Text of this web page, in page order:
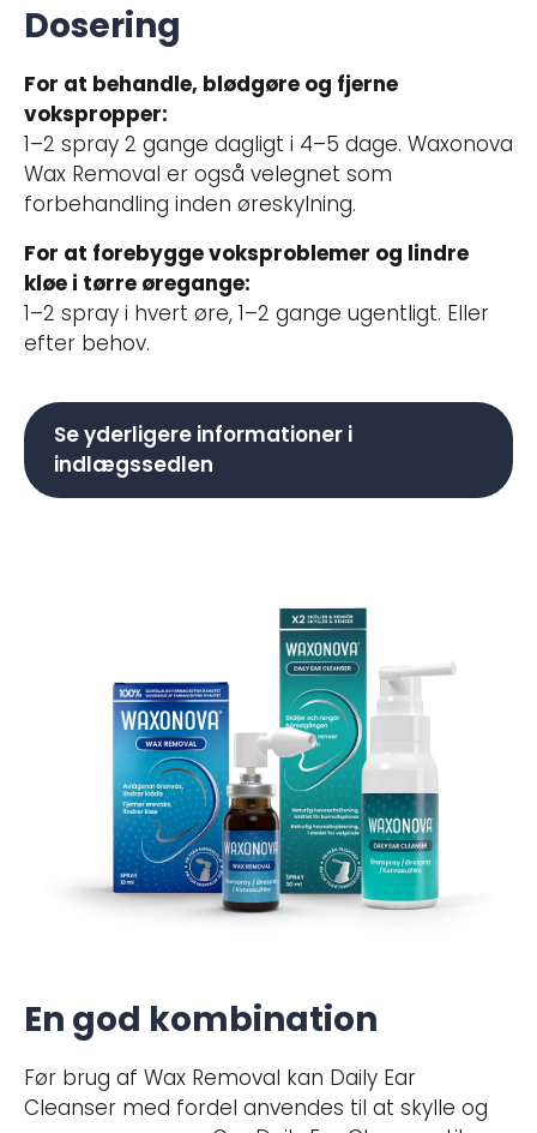
Dosering
For at behandle, blødgøre og fjerne
vokspropper:
1–2 spray 2 gange dagligt i 4–5 dage. Waxonova
Wax Removal er også velegnet som
forbehandling inden øreskylning.
For at forebygge voksproblemer og lindre
kløe i tørre øregange:
1–2 spray i hvert øre, 1–2 gange ugentligt. Eller
efter behov.
Se yderligere informationer i
indlægssedlen
En god kombination
Før brug af Wax Removal kan Daily Ear
Cleanser med fordel anvendes til at skylle og